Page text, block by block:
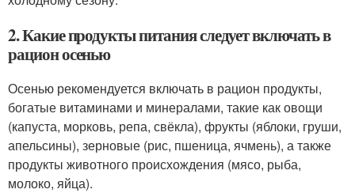
2. Какие продукты питания следует включать в
рацион осенью
Осенью рекомендуется включать в рацион продукты,
богатые витаминами и минералами, такие как овощи
(капуста, морковь, репа, свёкла), фрукты (яблоки, груши,
апельсины), зерновые (рис, пшеница, ячмень), а также
продукты животного происхождения (мясо, рыба,
молоко, яйца).